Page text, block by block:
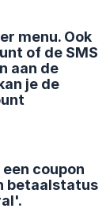
menu. Ook
of de SMS
aan de
je de
coupon
betaalstatus